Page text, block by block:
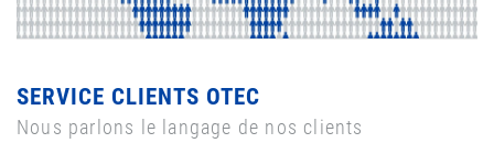
SERVICE CLIENTS OTEC
Nous parlons le langage de nos clients